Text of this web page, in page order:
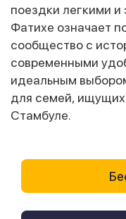
поездки легкими
Фатихе означает
сообщество с
современными
идеальным
для семей,
Стамбуле.